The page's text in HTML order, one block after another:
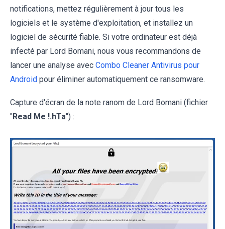
notifications, mettez régulièrement à jour tous les
logiciels et le système d'exploitation, et installez un
logiciel de sécurité fiable. Si votre ordinateur est déjà
infecté par Lord Bomani, nous vous recommandons de
lancer une analyse avec Combo Cleaner Antivirus pour
Android pour éliminer automatiquement ce ransomware.
Capture d'écran de la note ranom de Lord Bomani (fichier
"Read Me !.hTa") :